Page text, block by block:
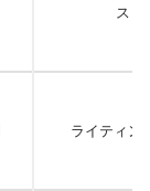
スピ
ライティン